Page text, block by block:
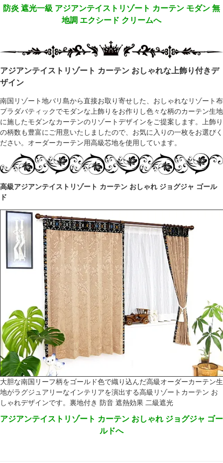
防炎 遮光一級 アジアンテイストリゾート カーテン モダン 無
地調 エクシード クリームへ
アジアンテイストリゾート カーテン おしゃれな上飾り付きデ
ザイン
南国リゾート地バリ島から直接お取り寄せした、おしゃれなリゾート布
プラダバティックでモダンな上飾りをお作りし色々な柄のカーテン生地
に施したモダンなカーテンのリゾートデザインをご提案します。上飾り
の柄数も豊富にご用意いたしましたので、お気に入りの一枚をお選びく
ださい。オーダーカーテン用高級芯地を使用しています。
高級アジアンテイストリゾート カーテン おしゃれ ジョグジャ ゴール
ド
大胆な南国リーフ柄をゴールド色で織り込んだ高級オーダーカーテン生
地がラグジュアリーなインテリアを演出する高級リゾートカーテン お
しゃれデザインです。裏地付き 防音 遮熱効果 二級遮光
アジアンテイストリゾート カーテン おしゃれ ジョグジャ ゴー
ルドへ